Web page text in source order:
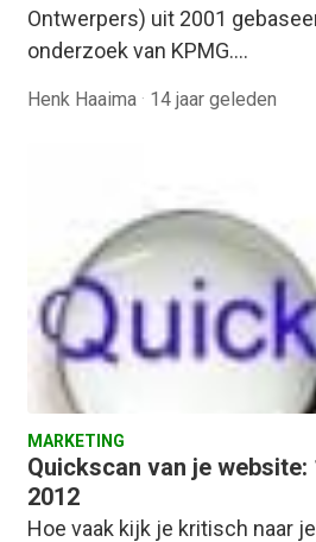
Ontwerpers) uit 2001
onderzoek van KPMG.…
Henk Haaima · 14 jaar geleden
MARKETING
Quickscan van je
2012
Hoe vaak kijk je kritisch naar